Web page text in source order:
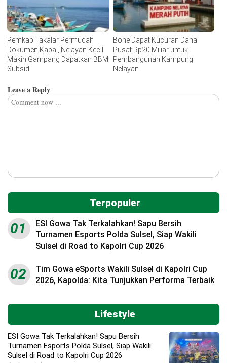
Pemkab Takalar Permudah
Dokumen Kapal, Nelayan Kecil
Makin Gampang Dapatkan BBM
Subsidi
Bone Dapat Kucuran Dana
Pusat Rp20 Miliar untuk
Pembangunan Kampung
Nelayan
Leave a Reply
Terpopuler
01
ESI Gowa Tak Terkalahkan! Sapu Bersih
Turnamen Esports Polda Sulsel, Siap Wakili
Sulsel di Road to Kapolri Cup 2026
02
Tim Gowa eSports Wakili Sulsel di Kapolri Cup
2026, Kapolda: Kita Tunjukkan Performa Terbaik
Lifestyle
ESI Gowa Tak Terkalahkan! Sapu Bersih
Turnamen Esports Polda Sulsel, Siap Wakili
Sulsel di Road to Kapolri Cup 2026